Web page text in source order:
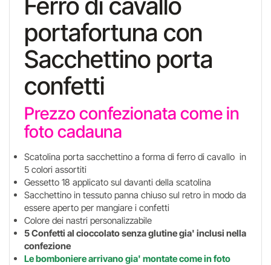
portafortuna con
Sacchettino porta
confetti
Prezzo confezionata come in
foto cadauna
Scatolina porta sacchettino a forma di ferro di cavallo in
5 colori assortiti
Gessetto 18 applicato sul davanti della scatolina
Sacchettino in tessuto panna chiuso sul retro in modo da
essere aperto per mangiare i confetti
Colore dei nastri personalizzabile
5 Confetti al cioccolato senza glutine gia' inclusi nella
confezione
Le bomboniere arrivano gia' montate come in foto